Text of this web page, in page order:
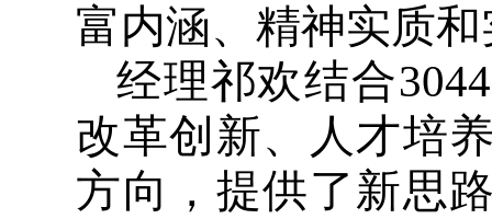
富内涵、精神实质
经理祁欢结合
改革创新、人才培
方向，提供了新思